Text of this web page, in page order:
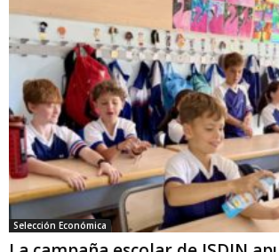
Selección Económica